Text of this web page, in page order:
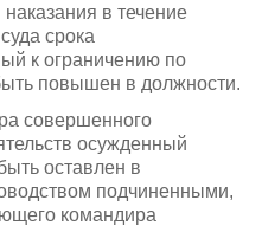
в течение
срока
к ограничению по
повышен в должности.
совершенного
осужденный
оставлен в
подчиненными,
командира